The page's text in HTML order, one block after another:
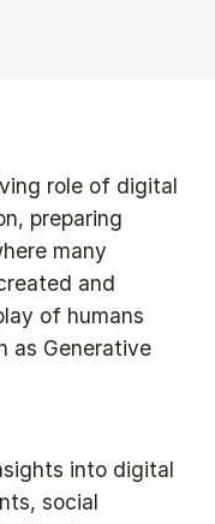
role of digital
preparing
many
and
of humans
as Generative
into digital
social